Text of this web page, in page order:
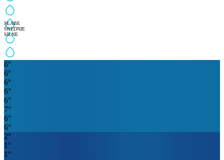
SŁABE
ŚREDNIE
SILNE
6°
6°
6°
6°
6°
7°
6°
6°
2°
1 °
1 °